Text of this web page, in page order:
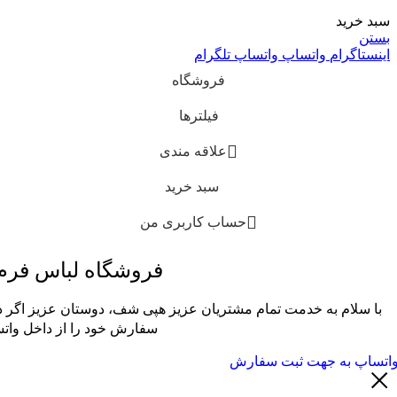
سبد خرید
بستن
اینستاگرام واتساپ واتساپ تلگرام
فروشگاه
فیلترها
علاقه مندی
سبد خرید
حساب کاربری من
فروشگاه لباس
با سلام به خدمت تمام مشتریان عزیز هپی شف، دوستان عزیز اگر
سفارش خود را از داخل
به جهت ثبت سفارش